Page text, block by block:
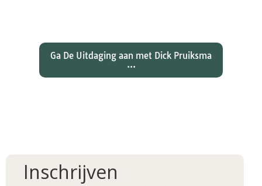
Ga De Uitdaging aan met Dick Pruiksma
...
Inschrijven